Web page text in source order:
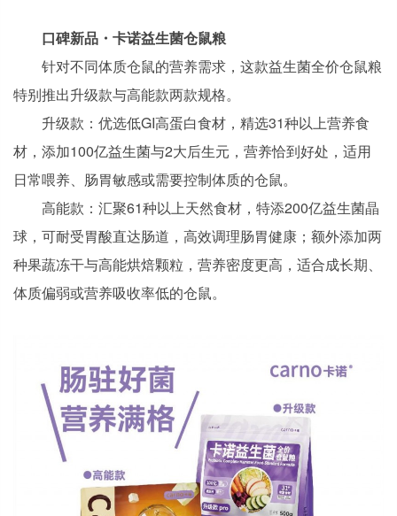
口碑新品・卡诺益生菌仓鼠粮
针对不同体质仓鼠的营养需求，这款益生菌全价仓鼠粮
特别推出升级款与高能款两款规格。
升级款：优选低GI高蛋白食材，精选31种以上营养食
材，添加100亿益生菌与2大后生元，营养恰到好处，适用
日常喂养、肠胃敏感或需要控制体质的仓鼠。
高能款：汇聚61种以上天然食材，特添200亿益生菌晶
球，可耐受胃酸直达肠道，高效调理肠胃健康；额外添加两
种果蔬冻干与高能烘焙颗粒，营养密度更高，适合成长期、
体质偏弱或营养吸收率低的仓鼠。